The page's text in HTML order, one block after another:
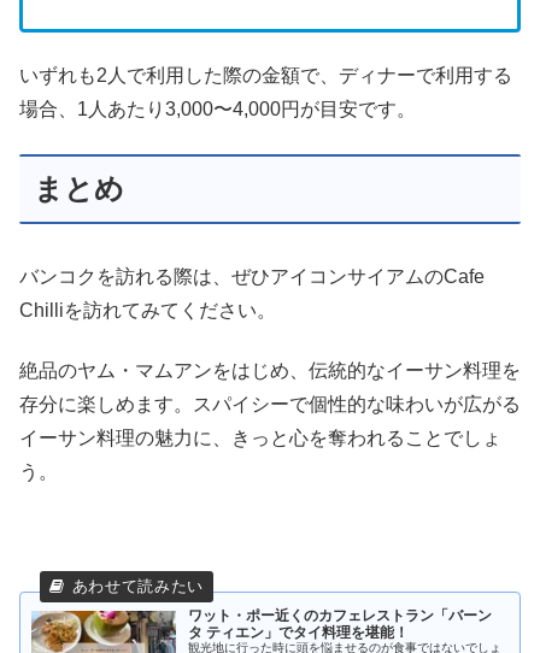
いずれも2人で利用した際の金額で、ディナーで利用する
場合、1人あたり3,000〜4,000円が目安です。
まとめ
バンコクを訪れる際は、ぜひアイコンサイアムのCafe
Chilliを訪れてみてください。
絶品のヤム・マムアンをはじめ、伝統的なイーサン料理を
存分に楽しめます。スパイシーで個性的な味わいが広がる
イーサン料理の魅力に、きっと心を奪われることでしょ
う。
ワット・ポー近くのカフェレストラン「バーン
タ ティエン」でタイ料理を堪能！
観光地に行った時に頭を悩ませるのが食事ではないでしょ